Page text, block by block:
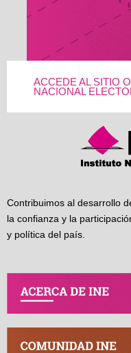
ACCEDE AL SITIO
NACIONAL
Contribuimos al desarrollo
la confianza y la
y política del país.